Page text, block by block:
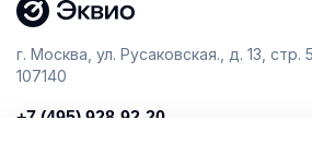
г. Москва, ул. Русаковская., д. 13, стр.
107140
+7 (495) 928-92-20